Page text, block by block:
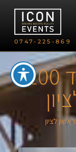
0747-225-869
אולם אירועים עד 200